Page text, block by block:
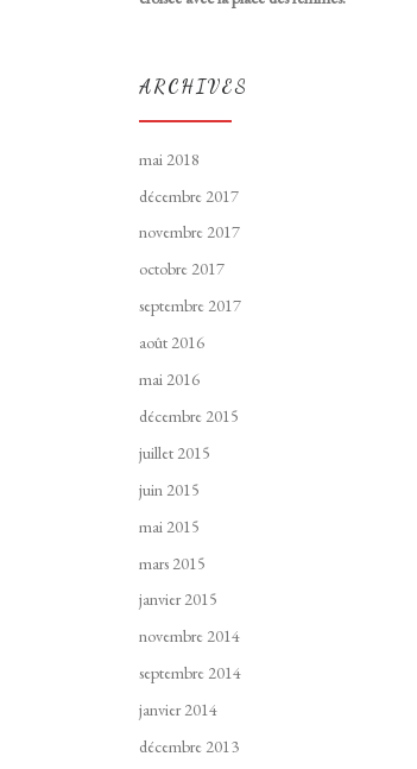
ARCHIVES
mai 2018
décembre 2017
novembre 2017
octobre 2017
septembre 2017
août 2016
mai 2016
décembre 2015
juillet 2015
juin 2015
mai 2015
mars 2015
janvier 2015
novembre 2014
septembre 2014
janvier 2014
décembre 2013